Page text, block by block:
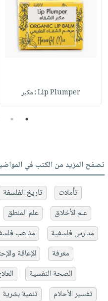
Lip Plumper : مكبر
1
2
تصفح المزيد من الكتب في
تأملات تاريخ الفلسفة
علم الأخلاق
علم المنطق
مدارس فلسفية
مذاهب
معرفة
الإعاقة
الصحة النفسية
تفسير الأحلام
تنمية بشرية